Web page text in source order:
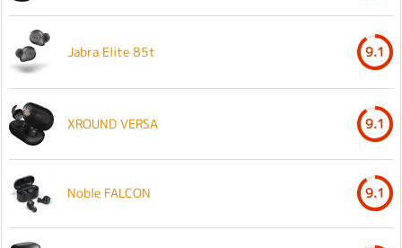
Jabra Elite 85t 9.1
XROUND VERSA 9.1
Noble FALCON 9.1